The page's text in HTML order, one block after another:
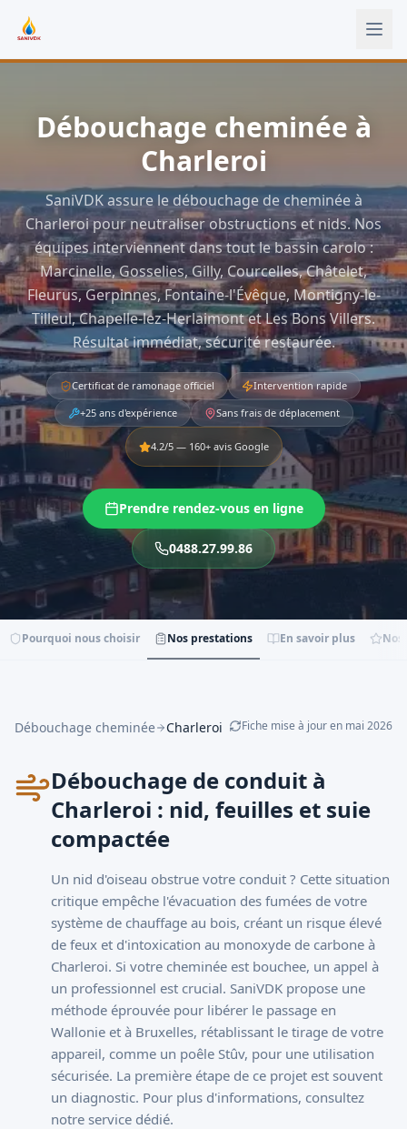
Débouchage cheminée à
Charleroi
SaniVDK assure le débouchage de cheminée à
Charleroi pour neutraliser obstructions et nids. Nos
équipes interviennent dans tout le bassin carolo :
Marcinelle, Gosselies, Gilly, Courcelles, Châtelet,
Fleurus, Gerpinnes, Fontaine-l'Évêque, Montigny-le-
Tilleul, Chapelle-lez-Herlaimont et Les Bons Villers.
Résultat immédiat, sécurité restaurée.
Certificat de ramonage officiel
Intervention rapide
+25 ans d'expérience
Sans frais de déplacement
4.2/5 — 160+ avis Google
Prendre rendez-vous en ligne
0488.27.99.86
Pourquoi nous choisir Nos prestations En savoir plus
Débouchage cheminée Charleroi Fiche mise à jour en mai 2026
Débouchage de conduit à
Charleroi : nid, feuilles et suie
compactée
Un nid d'oiseau obstrue votre conduit ? Cette situation
critique empêche l'évacuation des fumées de votre
système de chauffage au bois, créant un risque élevé
de feux et d'intoxication au monoxyde de carbone à
Charleroi. Si votre cheminée est bouchee, un appel à
un professionnel est crucial. SaniVDK propose une
méthode éprouvée pour libérer le passage en
Wallonie et à Bruxelles, rétablissant le tirage de votre
appareil, comme un poêle Stûv, pour une utilisation
sécurisée. La première étape de ce projet est souvent
un diagnostic. Pour plus d'informations, consultez
notre service dédié.